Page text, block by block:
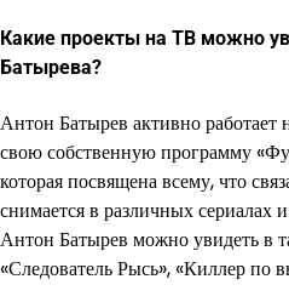
Какие проекты на ТВ можно
Батырева?
Антон Батырев активно работает
свою собственную программу
которая посвящена всему, что
снимается в различных сериалах
Антон Батырев можно увидеть в
«Следователь Рысь», «Киллер по